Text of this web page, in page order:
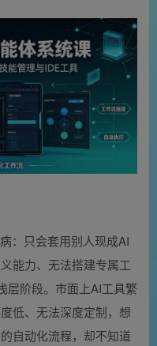
：只会套用别人现成AI
能力、无法搭建专属工
层阶段。市面上AI工具繁
低、无法深度定制，想
自动化流程，却不知道